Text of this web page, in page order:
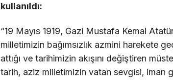
kullanıldı:
“19 Mayıs 1919, Gazi Mustafa Kemal
milletimizin bağımsızlık azmini harekete
attığı ve tarihimizin akışını değiştiren
tarih, aziz milletimizin vatan sevgisi, iman